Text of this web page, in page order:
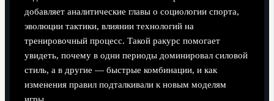
добавляет аналитические главы о социологии спорта,
эволюции тактики, влиянии технологий на
тренировочный процесс. Такой ракурс помогает
увидеть, почему в одни периоды доминировал силовой
стиль, а в другие — быстрые комбинации, и как
изменения правил подталкивали к новым моделям